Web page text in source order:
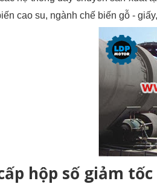
cao su, ngành chế biến gỗ -
hộp số giảm